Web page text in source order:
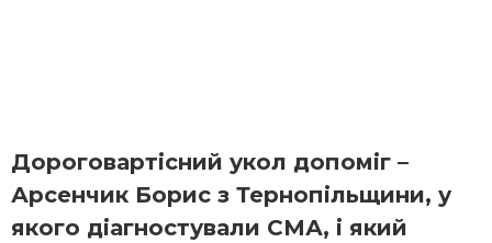
Дороговартісний укол допоміг –
Арсенчик Борис з Тернопільщини, у
якого діагностували СМА, і який